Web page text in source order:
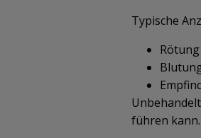
Typische
führen kann.